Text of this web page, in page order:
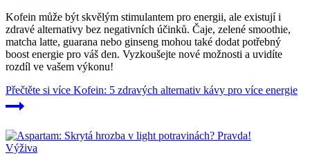
Kofein může být skvělým stimulantem pro energii, ale existují i
zdravé alternativy bez negativních účinků. Čaje, zelené smoothie,
matcha latte, guarana nebo ginseng mohou také dodat potřebný
boost energie pro váš den. Vyzkoušejte nové možnosti a uvidíte
rozdíl ve vašem výkonu!
Přečtěte si více Kofein: 5 zdravých alternativ kávy pro více energie
Výživa